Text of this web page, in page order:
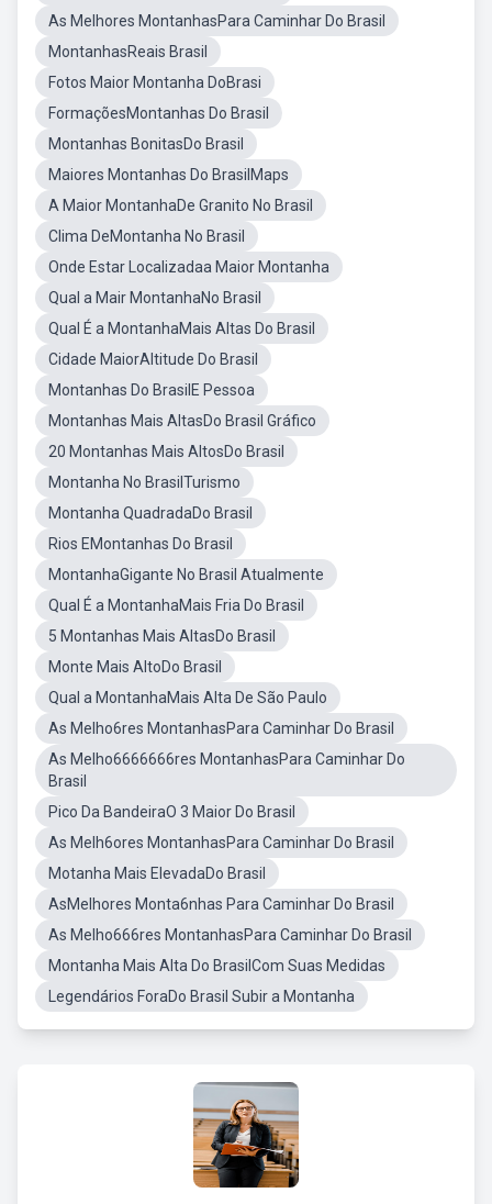
As Melhores MontanhasPara Caminhar Do Brasil
MontanhasReais Brasil
Fotos Maior Montanha DoBrasi
FormaçõesMontanhas Do Brasil
Montanhas BonitasDo Brasil
Maiores Montanhas Do BrasilMaps
A Maior MontanhaDe Granito No Brasil
Clima DeMontanha No Brasil
Onde Estar Localizadaa Maior Montanha
Qual a Mair MontanhaNo Brasil
Qual É a MontanhaMais Altas Do Brasil
Cidade MaiorAltitude Do Brasil
Montanhas Do BrasilE Pessoa
Montanhas Mais AltasDo Brasil Gráfico
20 Montanhas Mais AltosDo Brasil
Montanha No BrasilTurismo
Montanha QuadradaDo Brasil
Rios EMontanhas Do Brasil
MontanhaGigante No Brasil Atualmente
Qual É a MontanhaMais Fria Do Brasil
5 Montanhas Mais AltasDo Brasil
Monte Mais AltoDo Brasil
Qual a MontanhaMais Alta De São Paulo
As Melho6res MontanhasPara Caminhar Do Brasil
As Melho6666666res MontanhasPara Caminhar Do
Brasil
Pico Da BandeiraO 3 Maior Do Brasil
As Melh6ores MontanhasPara Caminhar Do Brasil
Motanha Mais ElevadaDo Brasil
AsMelhores Monta6nhas Para Caminhar Do Brasil
As Melho666res MontanhasPara Caminhar Do Brasil
Montanha Mais Alta Do BrasilCom Suas Medidas
Legendários ForaDo Brasil Subir a Montanha